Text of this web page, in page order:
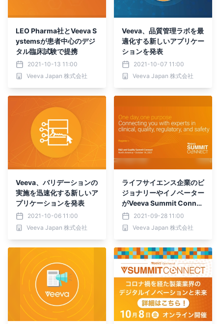
LEO Pharma社とVeeva S
ystemsが患者中心のデジ
タル臨床試験で提携
2021-10-13 11:00
Veeva Japan 株式会社
Veeva、品質管理ラボを最
適化する新しいアプリケー
ションを発表
2021-10-07 11:00
Veeva Japan 株式会社
Veeva、バリデーションの
実施を迅速化する新しいア
プリケーションを発表
2021-10-06 11:00
Veeva Japan 株式会社
ライフサイエンス企業のビ
ジョナリーやイノベーター
がVeeva Summit Connec
tに集結2021-09-28 11:00
Veeva Japan 株式会社